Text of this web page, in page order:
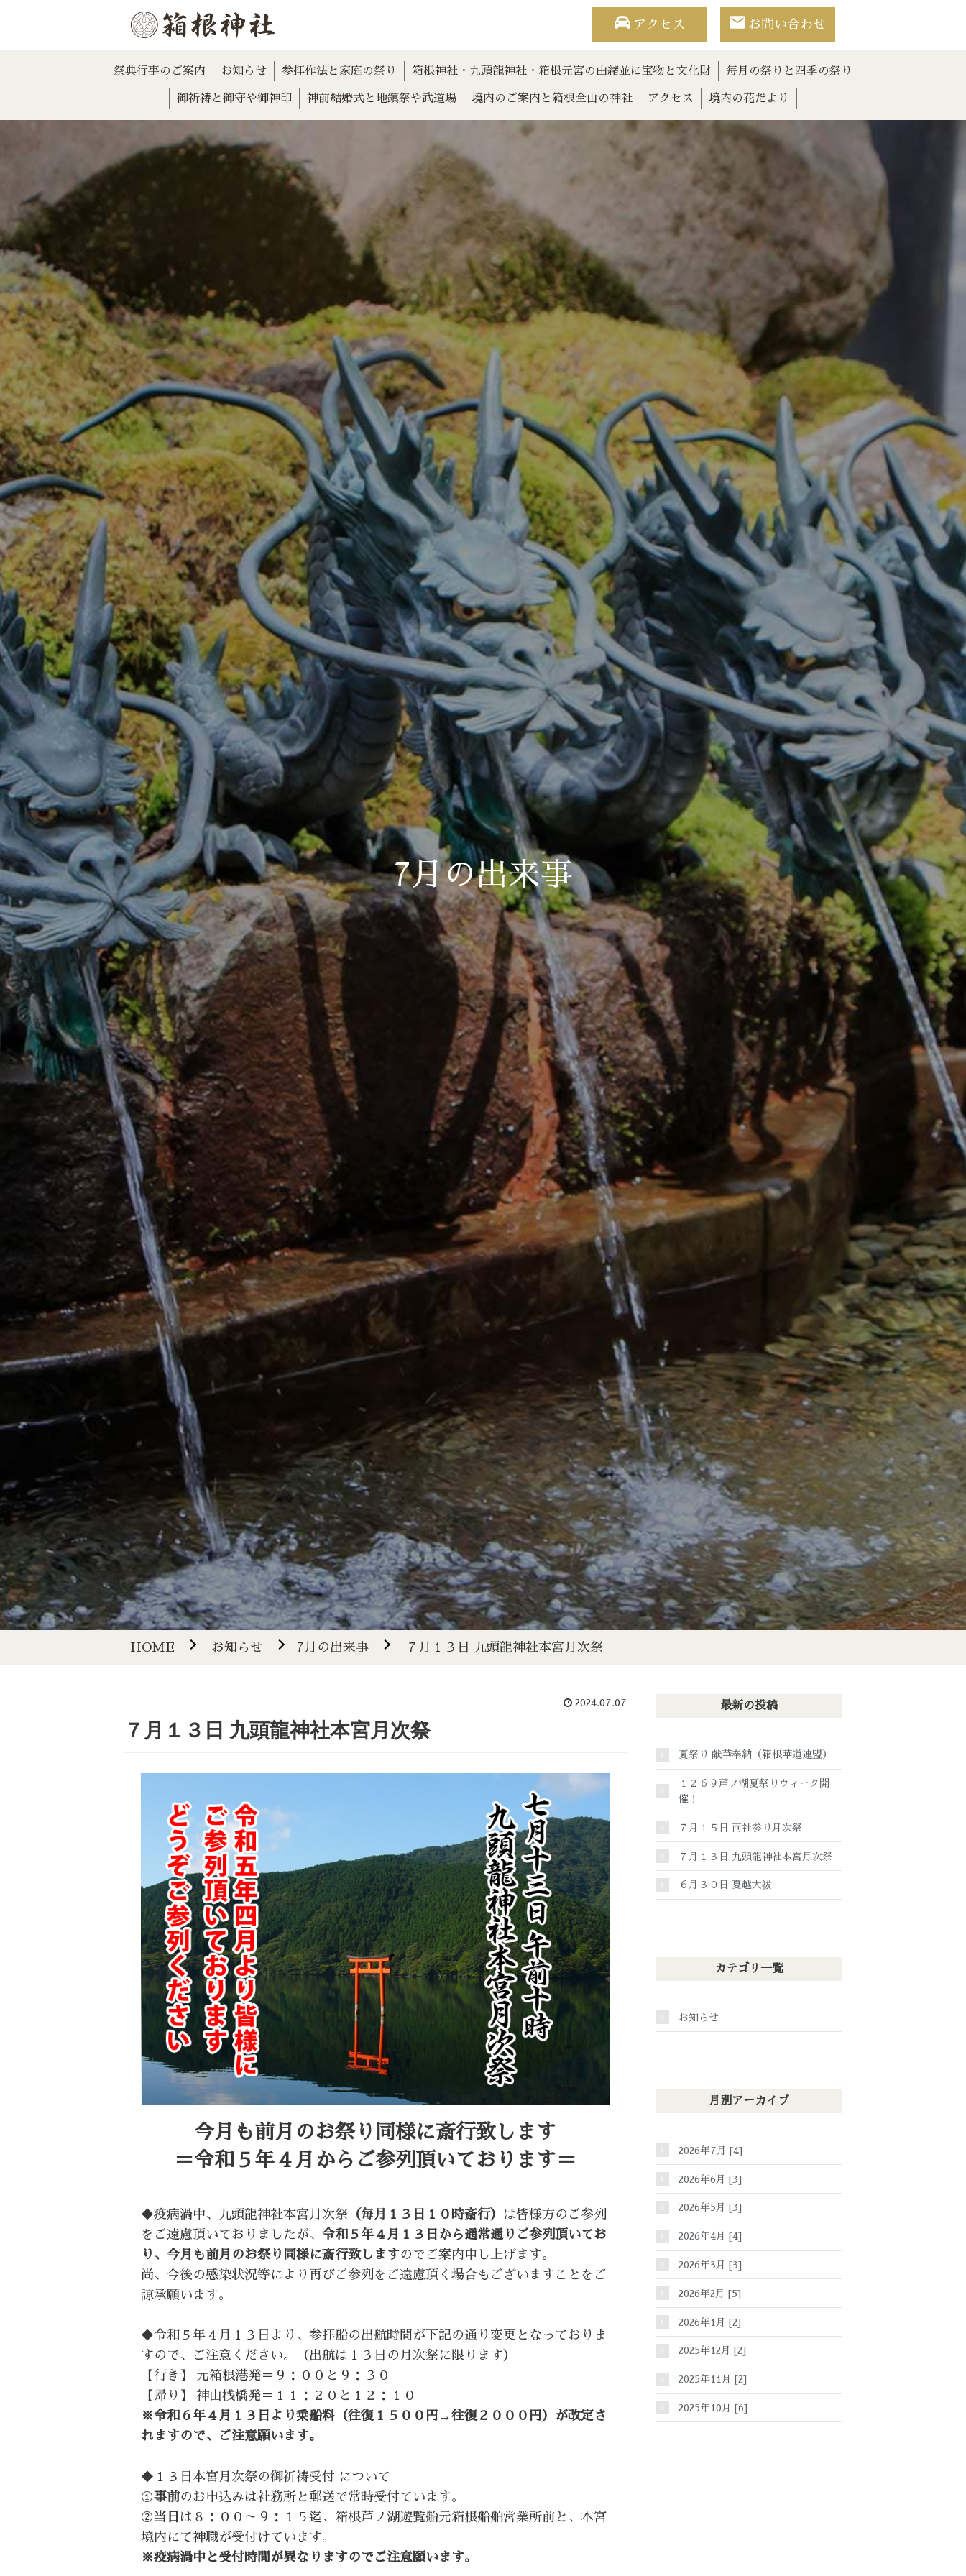
アクセス お問い合わせ
祭典行事のご案内 お知らせ 参拝作法と家庭の祭り 箱根神社・九頭龍神社・箱根元宮の由緒並に宝物と文化財 毎月の祭りと四季の祭り
御祈祷と御守や御神印 神前結婚式と地鎮祭や武道場 境内のご案内と箱根全山の神社 アクセス 境内の花だより
7月の出来事
HOME お知らせ 7月の出来事 ７月１３日 九頭龍神社本宮月次祭
2024.07.07
７月１３日 九頭龍神社本宮月次祭
今月も前月のお祭り同様に斎行致します
＝令和５年４月からご参列頂いております＝
◆疫病渦中、九頭龍神社本宮月次祭 （毎月１３ 日１０時斎行）
は皆様方のご参列
をご遠慮頂いておりましたが、 令和５年４月１３日から通常通りご参列頂いてお
り、今月も前月のお祭り同様に斎行致しますのでご案内申し上げます。
尚、今後の感染状況等により再びご参列をご遠慮頂く場合もございますことをご
諒承願います。
◆令和５年４月１３日より、参拝船の出航時間が下記の通り変更となっておりま
すので、ご注意ください。（出航は１３日の月次祭に限ります）
【行き】 元箱根港発＝９：００と９：３０
【帰り】 神山桟橋発＝１１：２０と１２：１０
※令和６年４月１３日より乗船料（往復１５００円→往復２０００円）が改定さ
れますので、ご注意願います。
◆１３日本宮月次祭の御祈祷受付 について
①事前のお申込みは社務所と郵送で常時受付ています。
②当日 は８：００～９：１５迄、箱根芦ノ湖遊覧船元箱根船舶営業所前と、本宮
境内にて神職が受付けています。
※疫病渦中と受付時間が異なりますのでご注意願います。
最新の投稿
夏祭り 献華奉納（箱根華道連盟）
１２６９芦ノ湖夏祭りウィーク開
催！
７月１５日 両社参り月次祭
７月１３日 九頭龍神社本宮月次祭
６月３０日 夏越大祓
カテゴリ一覧
お知らせ
月別アーカイブ
2026年7月 [4]
2026年6月 [3]
2026年5月 [3]
2026年4月 [4]
2026年3月 [3]
2026年2月 [5]
2026年1月 [2]
2025年12月 [2]
2025年11月 [2]
2025年10月 [6]